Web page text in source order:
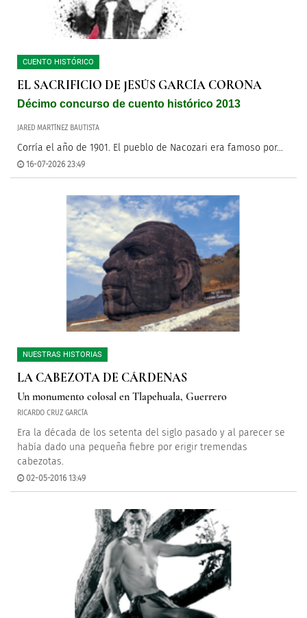
CUENTO HISTÓRICO
EL SACRIFICIO DE JESÚS GARCÍA CORONA
Décimo concurso de cuento histórico 2013
JARED MARTÍNEZ BAUTISTA
Corría el año de 1901. El pueblo de Nacozari era famoso por...
16-07-2026 23:49
NUESTRAS HISTORIAS
LA CABEZOTA DE CÁRDENAS
Un monumento colosal en Tlapehuala, Guerrero
RICARDO CRUZ GARCÍA
Era la década de los setenta del siglo pasado y al parecer se
había dado una pequeña fiebre por erigir tremendas
cabezotas.
02-05-2016 13:49